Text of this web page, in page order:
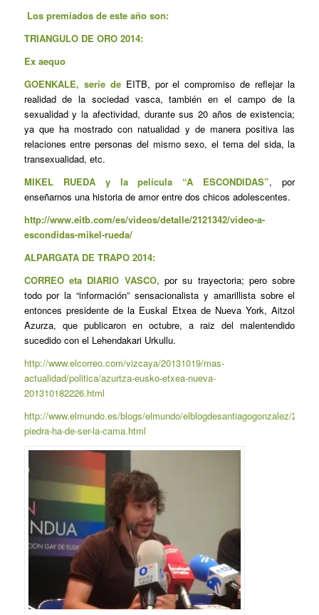
Los premiados de este año son:
TRIANGULO DE ORO 2014:
Ex aequo
GOENKALE, serie de EITB, por el compromiso de reflejar la
realidad de la sociedad vasca, también en el campo de la
sexualidad y la afectividad, durante sus 20 años de existencia;
ya que ha mostrado con natualidad y de manera positiva las
relaciones entre personas del mismo sexo, el tema del sida, la
transexualidad, etc.
MIKEL RUEDA y la película “A ESCONDIDAS”, por
enseñarnos una historia de amor entre dos chicos adolescentes.
http://www.eitb.com/es/videos/detalle/2121342/video-a-
escondidas-mikel-rueda/
ALPARGATA DE TRAPO 2014:
CORREO eta DIARIO VASCO, por su trayectoria; pero sobre
todo por la “información” sensacionalista y amarillista sobre el
entonces presidente de la Euskal Etxea de Nueva York, Aitzol
Azurza, que publicaron en octubre, a raiz del malentendido
sucedido con el Lehendakari Urkullu.
http://www.elcorreo.com/vizcaya/20131019/mas-
actualidad/politica/azurtza-eusko-etxea-nueva-
201310182226.html
http://www.elmundo.es/blogs/elmundo/elblogdesantiagogonzalez/2013/
piedra-ha-de-ser-la-cama.html